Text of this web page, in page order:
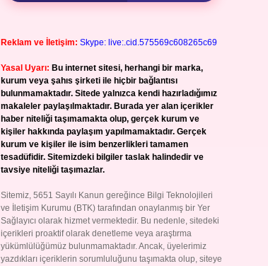
Reklam ve İletişim: Skype: live:.cid.575569c608265c69
Yasal Uyarı: Bu internet sitesi, herhangi bir marka,
kurum veya şahıs şirketi ile hiçbir bağlantısı
bulunmamaktadır. Sitede yalnızca kendi hazırladığımız
makaleler paylaşılmaktadır. Burada yer alan içerikler
haber niteliği taşımamakta olup, gerçek kurum ve
kişiler hakkında paylaşım yapılmamaktadır. Gerçek
kurum ve kişiler ile isim benzerlikleri tamamen
tesadüfidir. Sitemizdeki bilgiler taslak halindedir ve
tavsiye niteliği taşımazlar.
Sitemiz, 5651 Sayılı Kanun gereğince Bilgi Teknolojileri
ve İletişim Kurumu (BTK) tarafından onaylanmış bir Yer
Sağlayıcı olarak hizmet vermektedir. Bu nedenle, sitedeki
içerikleri proaktif olarak denetleme veya araştırma
yükümlülüğümüz bulunmamaktadır. Ancak, üyelerimiz
yazdıkları içeriklerin sorumluluğunu taşımakta olup, siteye